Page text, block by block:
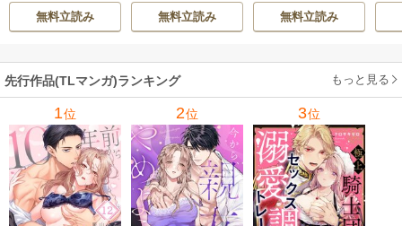
した幼馴染のわか
らせＨ
無料立読み
同僚は甘い快楽で
私を壊す～
無料立読み
すぎる愛、すべて
受け入れてみせま
無料立読み
先行作品(TLマンガ)ランキング もっと見る
1位 2位 3位